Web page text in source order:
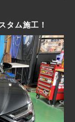
タム施工！